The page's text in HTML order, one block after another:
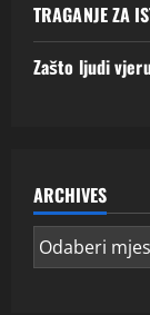
TRAGANJE ZA
Zašto ljudi
ARCHIVES